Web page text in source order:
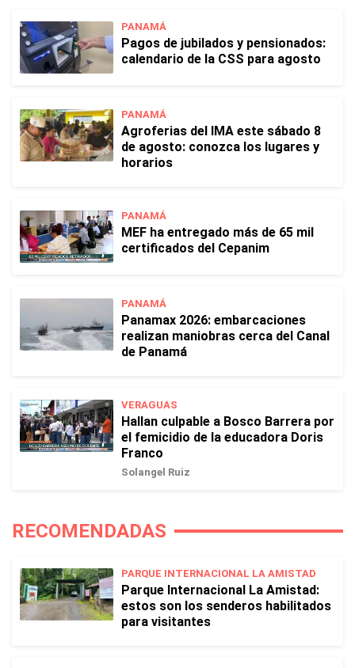
PANAMÁ
Pagos de jubilados y pensionados:
calendario de la CSS para agosto
PANAMÁ
Agroferias del IMA este sábado 8
de agosto: conozca los lugares y
horarios
PANAMÁ
MEF ha entregado más de 65 mil
certificados del Cepanim
PANAMÁ
Panamax 2026: embarcaciones
realizan maniobras cerca del Canal
de Panamá
VERAGUAS
Hallan culpable a Bosco Barrera por
el femicidio de la educadora Doris
Franco
Solangel Ruiz
RECOMENDADAS
PARQUE INTERNACIONAL LA AMISTAD
Parque Internacional La Amistad:
estos son los senderos habilitados
para visitantes